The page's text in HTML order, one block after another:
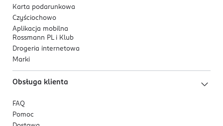
Karta podarunkowa
Czyściochowo
Aplikacja mobilna
Rossmann PL i Klub
Drogeria internetowa
Marki
Obsługa klienta
FAQ
Pomoc